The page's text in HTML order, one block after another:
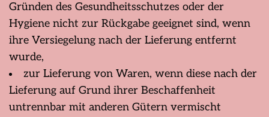
Gründen des Gesundheitsschutzes oder der
Hygiene nicht zur Rückgabe geeignet sind, wenn
ihre Versiegelung nach der Lieferung entfernt
wurde,
zur Lieferung von Waren, wenn diese nach der
Lieferung auf Grund ihrer Beschaffenheit
untrennbar mit anderen Gütern vermischt